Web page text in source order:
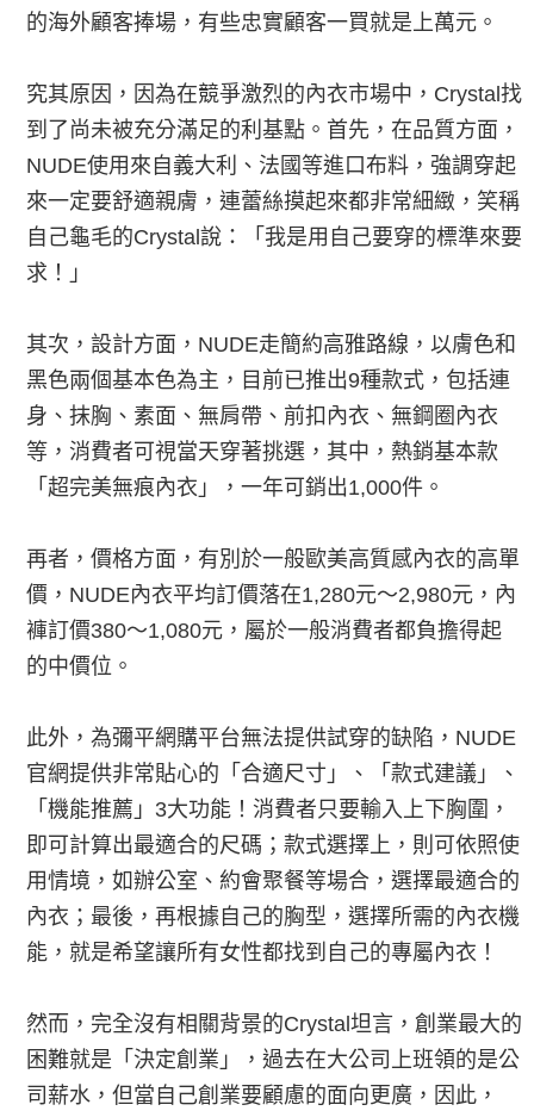
的海外顧客捧場，有些忠實顧客一買就是上萬元。
究其原因，因為在競爭激烈的內衣市場中，Crystal找
到了尚未被充分滿足的利基點。首先，在品質方面，
NUDE使用來自義大利、法國等進口布料，強調穿起
來一定要舒適親膚，連蕾絲摸起來都非常細緻，笑稱
自己龜毛的Crystal說：「我是用自己要穿的標準來要
求！」
其次，設計方面，NUDE走簡約高雅路線，以膚色和
黑色兩個基本色為主，目前已推出9種款式，包括連
身、抹胸、素面、無肩帶、前扣內衣、無鋼圈內衣
等，消費者可視當天穿著挑選，其中，熱銷基本款
「超完美無痕內衣」，一年可銷出1,000件。
再者，價格方面，有別於一般歐美高質感內衣的高單
價，NUDE內衣平均訂價落在1,280元～2,980元，內
褲訂價380～1,080元，屬於一般消費者都負擔得起
的中價位。
此外，為彌平網購平台無法提供試穿的缺陷，NUDE
官網提供非常貼心的「合適尺寸」、「款式建議」、
「機能推薦」3大功能！消費者只要輸入上下胸圍，
即可計算出最適合的尺碼；款式選擇上，則可依照使
用情境，如辦公室、約會聚餐等場合，選擇最適合的
內衣；最後，再根據自己的胸型，選擇所需的內衣機
能，就是希望讓所有女性都找到自己的專屬內衣！
然而，完全沒有相關背景的Crystal坦言，創業最大的
困難就是「決定創業」，過去在大公司上班領的是公
司薪水，但當自己創業要顧慮的面向更廣，因此，